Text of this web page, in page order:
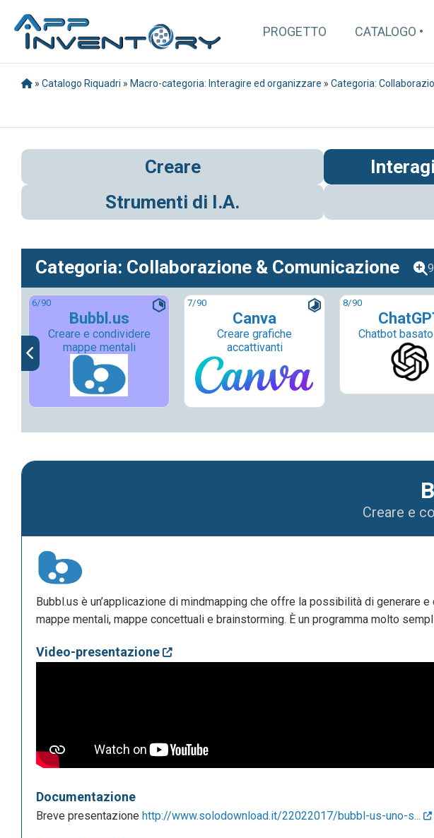
PROGETTO CATALOGO
» Catalogo Riquadri » Macro-categoria: Interagire ed organizzare » Categoria:
Creare
Strumenti di I.A.
Categoria: Collaborazione & Comunicazione
6/90
Bubbl.us
Creare e condividere
mappe mentali
7/90
Canva
Creare grafiche
accattivanti
8/90
Chatbot
Creare e
Bubbl.us è un’applicazione di mindmapping che offre la possibilità di generare
mappe mentali, mappe concettuali e brainstorming. È un programma molto
Video-presentazione
Documentazione
Breve presentazione http://www.solodownload.it/22022017/bubbl-us-uno-s...